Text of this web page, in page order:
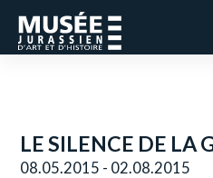
LE SILENCE DE LA
08.05.2015 - 02.08.2015